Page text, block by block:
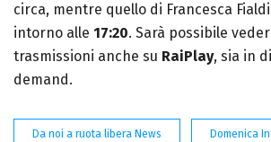
circa, mentre quello di Francesca
intorno alle 17:20. Sarà possibile
trasmissioni anche su RaiPlay, sia in
demand.
Da noi a ruota libera News Domenica